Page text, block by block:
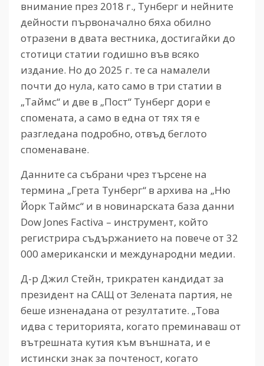
внимание през 2018 г., Тунберг и нейните
дейности първоначално бяха обилно
отразени в двата вестника, достигайки до
стотици статии годишно във всяко
издание. Но до 2025 г. те са намалели
почти до нула, като само в три статии в
„Таймс“ и две в „Пост“ Тунберг дори е
спомената, а само в една от тях тя е
разгледана подробно, отвъд беглото
споменаване.
Данните са събрани чрез търсене на
термина „Грета Тунберг“ в архива на „Ню
Йорк Таймс“ и в новинарската база данни
Dow Jones Factiva – инструмент, който
регистрира съдържанието на повече от 32
000 американски и международни медии.
Д-р Джил Стейн, трикратен кандидат за
президент на САЩ от Зелената партия, не
беше изненадана от резултатите. „Това
идва с територията, когато преминаваш от
вътрешната кутия към външната, и е
истински знак за почтеност, когато